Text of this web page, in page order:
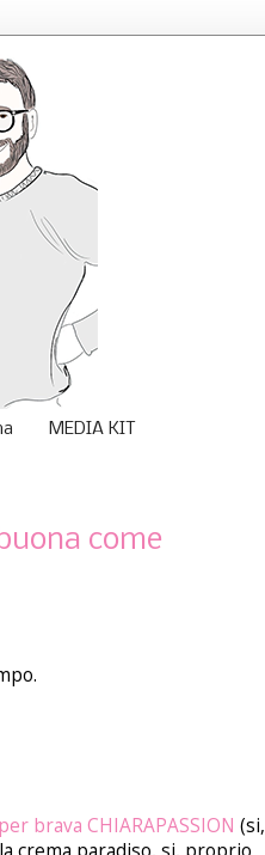
MEDIA KIT
come
brava CHIARAPASSION (si,